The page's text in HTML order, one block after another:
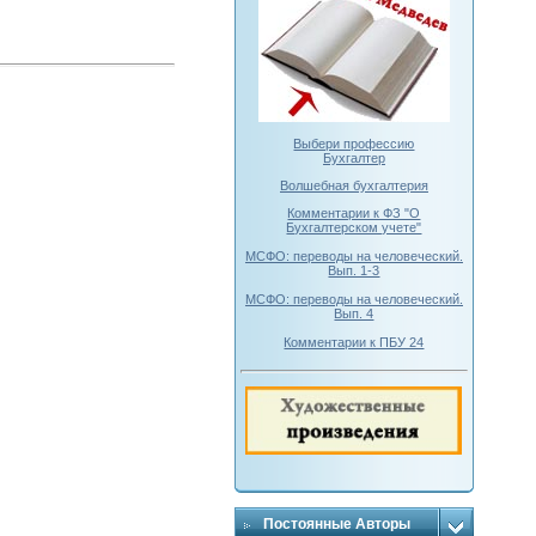
Выбери профессию
Бухгалтер
Волшебная бухгалтерия
Комментарии к ФЗ "О
Бухгалтерском учете"
МСФО: переводы на человеческий.
Вып. 1-3
МСФО: переводы на человеческий.
Вып. 4
Комментарии к ПБУ 24
Постоянные Авторы